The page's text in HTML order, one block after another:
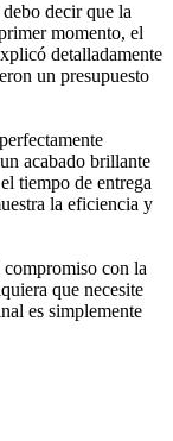
decir que la
momento, el
detalladamente
un presupuesto
acabado brillante
tiempo de entrega
la eficiencia y
con la
que necesite
es simplemente